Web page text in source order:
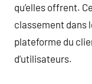
qu’elles offrent.
classement dans
plateforme du
d’utilisateurs.